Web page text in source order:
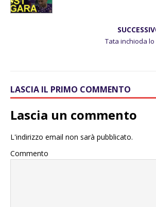
Tata inchioda lo
LASCIA IL PRIMO COMMENTO
Lascia un commento
L'indirizzo email non sarà pubblicato.
Commento